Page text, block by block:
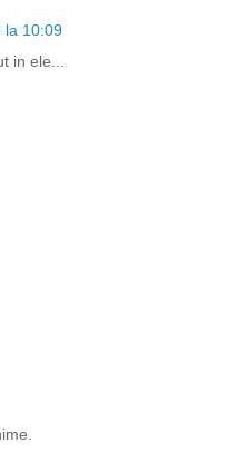
la 10:09
in ele...